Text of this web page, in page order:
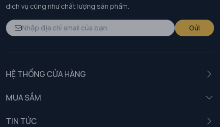
dịch vụ cũng như chất lượng sản phẩm.
Gửi
HỆ THỐNG CỬA HÀNG
MUA SẮM
TIN TỨC